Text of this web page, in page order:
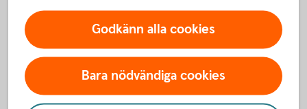
Företrädesemission i Logistea AB (publ)
Godkänn alla cookies
Bara nödvändiga cookies